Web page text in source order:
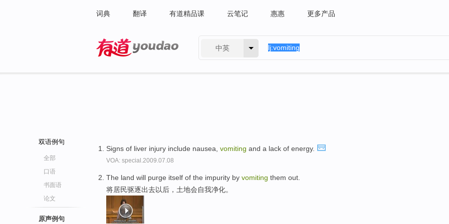
词典 翻译 有道精品课 云笔记 惠惠 更多产品
中英
双语例句
全部
口语
书面语
论文
原声例句
Signs of liver injury include nausea, vomiting and a lack of energy.
VOA: special.2009.07.08
The land will purge itself of the impurity by vomiting them out.
将居民驱逐出去以后，土地会自我净化。